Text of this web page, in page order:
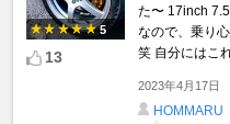
5
13
た〜 17inch
なので、乗り
笑 自分にはこ
2023年4月17日
HOMMARU